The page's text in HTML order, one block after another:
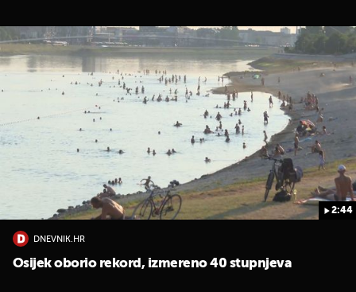
2:44
DNEVNIK.HR
Osijek oborio rekord, izmereno 40 stupnjeva